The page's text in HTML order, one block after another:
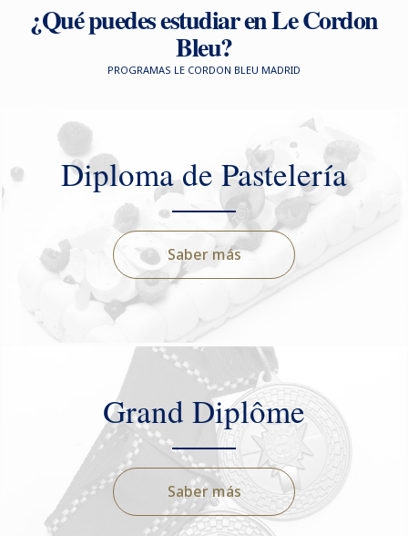
¿Qué puedes estudiar en Le Cordon
Bleu?
PROGRAMAS LE CORDON BLEU MADRID
Diploma de Pastelería
Saber más
Grand Diplôme
Saber más